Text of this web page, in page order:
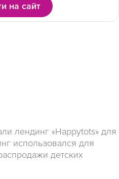
на сайт
лендинг «Happytots» для
использовался для
детских